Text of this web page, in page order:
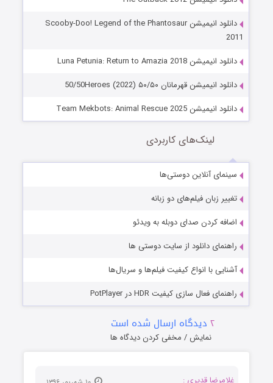
دانلود انیمیشن Scooby-Doo! Legend of the Phantosaur
2011
دانلود انیمیشن Luna Petunia: Return to Amazia 2018
دانلود انیمیشن قهرمانان ۵۰/۵۰ 50/50Heroes (2022)
دانلود انیمیشن Team Mekbots: Animal Rescue 2025
لینک‌های کاربردی
سینمای آنلاین دوستی‌ها
تغییر زبان فیلم‌های دو زبانه
اضافه کردن صدای دوبله به ویدئو
راهنمای دانلود از سایت دوستی ها
آشنایی با انواع کیفیت فیلم‌ها و سریال‌ها
راهنمای فعال سازی کیفیت HDR در PotPlayer
۲ دیدگاه ارسال شده است
نمایش / مخفی کردن دیدگاه ها